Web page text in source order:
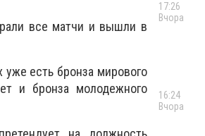
все матчи и вышли в
есть бронза мирового
и бронза молодежного
17:26
Вчора
16:24
Вчора